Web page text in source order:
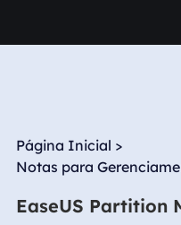
Página Inicial >
Notas para
EaseUS Partition